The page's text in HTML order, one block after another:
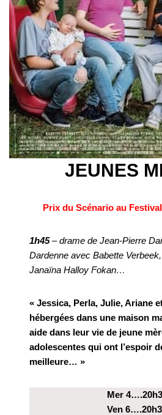
JEUNES
Prix du Scénario au
1h45– drame de Jean-Pierre
Dardenne avec Babette
Janaïna Halloy Fokan…
« Jessica, Perla, Julie, Ariane
hébergées dans une maison
aide dans leur vie de jeune
adolescentes qui ont l’espoir
meilleure… »
Mer
Ven